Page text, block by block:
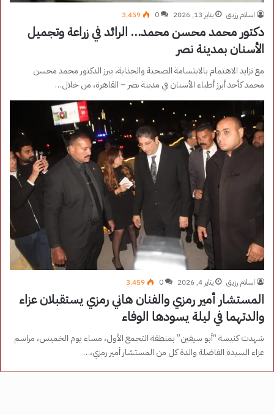
اسلام رزيق يناير 13, 2026 0 3٬459
دكتور محمد محسن محمد… الرائد في زراعة وتجميل
الأسنان بمدينة نصر
مع تزايد الاهتمام بالابتسامة الصحية والجذابة، يبرز الدكتور محمد محسن
محمد كأحد أبرز أطباء الأسنان في مدينة نصر – القاهرة، من خلال…
اسلام رزيق يناير 4, 2026 0 3٬459
المستشار أمير رمزي والفنان هاني رمزي يستقبلان عزاء
والدتهما في ليلة يسودها الوفاء
شهدت كنيسة “أبو سيفين” بمنطقة التجمع الأول، مساء يوم الخميس، مراسم
عزاء السيدة الفاضلة والدة كل من المستشار أمير رمزي،…